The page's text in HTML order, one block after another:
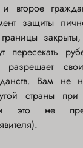
и второе
защиты
пересекать
Вам не
страны при
это не